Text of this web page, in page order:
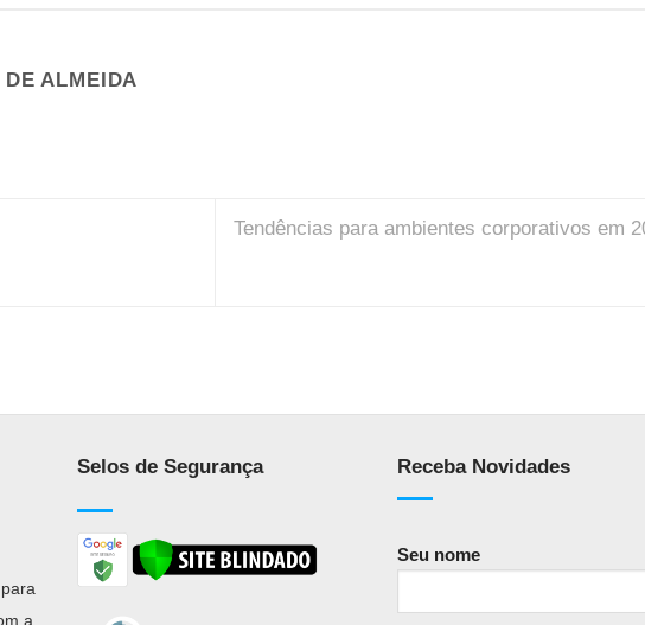
DE ALMEIDA
Tendências para ambientes corporativos em
a
Selos de Segurança Receba Novidades
Seu nome